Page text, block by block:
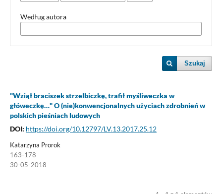
Według autora
Szukaj
"Wziął braciszek strzelbiczkę, trafił myśliweczka w
główeczkę…" O (nie)konwencjonalnych użyciach zdrobnień w
polskich pieśniach ludowych
DOI: https://doi.org/10.12797/LV.13.2017.25.12
Katarzyna Prorok
163-178
30-05-2018